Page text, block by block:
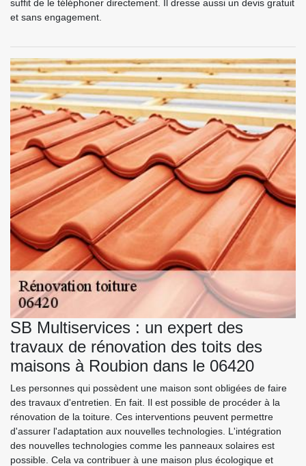
suffit de le téléphoner directement. Il dresse aussi un devis gratuit
et sans engagement.
SB Multiservices : un expert des
travaux de rénovation des toits des
maisons à Roubion dans le 06420
Les personnes qui possèdent une maison sont obligées de faire
des travaux d'entretien. En fait. Il est possible de procéder à la
rénovation de la toiture. Ces interventions peuvent permettre
d'assurer l'adaptation aux nouvelles technologies. L'intégration
des nouvelles technologies comme les panneaux solaires est
possible. Cela va contribuer à une maison plus écologique et